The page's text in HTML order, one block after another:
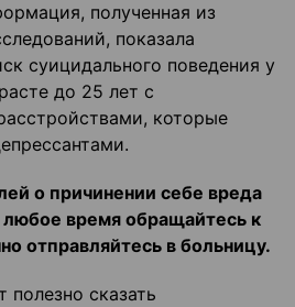
полученная из
показала
суицидального поведения у
до 25 лет с
которые
о причинении себе вреда
любое время обращайтесь к
отправляйтесь в больницу.
сказать